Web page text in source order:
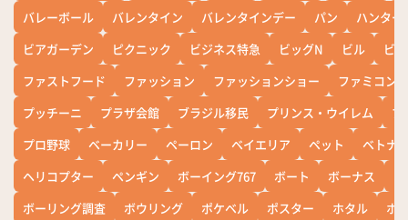
バレーボール
バレンタイン バレンタインデー パン
ハンター
ビアガーデン
ピクニック ビジネス特急 ビッグN ビル
ビワ
ファストフード
ファッション ファッションショー
ファミコン
プッチーニ
プラザ会館 ブラジル移民 プリンス・ウイレム
ブ
プロ野球
ベーカリー ペーロン ベイエリア ペット
ベトナ
ヘリコプター
ペンギン ボーイング767 ボート ボーナス
ボーリング調査
ボウリング ポケベル ポスター ホタル
ホ